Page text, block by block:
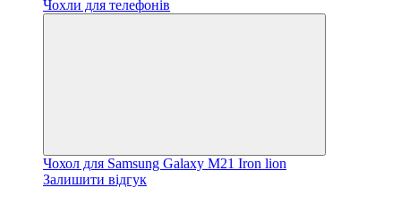
Чохол для Samsung Galaxy M21 Iron lion
Залишити відгук